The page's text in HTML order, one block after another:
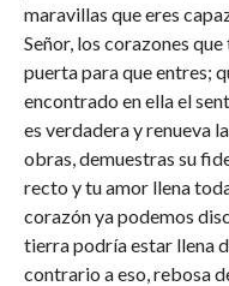
maravillas que eres
Señor, los corazones
puerta para que entres;
encontrado en ella el
es verdadera y renueva
obras, demuestras su
recto y tu amor llena
corazón ya podemos
tierra podría estar llena
contrario a eso, rebosa